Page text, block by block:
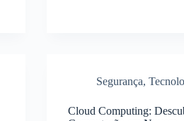
Segurança,
Cloud Computing: